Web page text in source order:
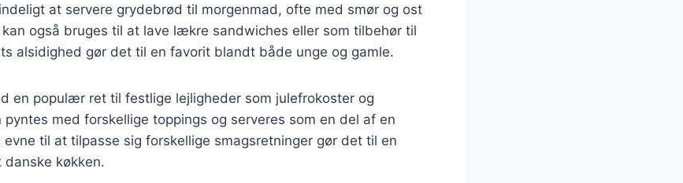
at servere grydebrød til morgenmad, ofte med smør og ost
også bruges til at lave lækre sandwiches eller som tilbehør til
alsidighed gør det til en favorit blandt både unge og gamle.
en populær ret til festlige lejligheder som julefrokoster og
med forskellige toppings og serveres som en del af en
til at tilpasse sig forskellige smagsretninger gør det til en
køkken.